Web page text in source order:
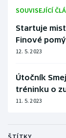
SOUVISEJÍCÍ
Startuje
Finové
12. 5. 2023
Útočník
tréninku o
11. 5. 2023